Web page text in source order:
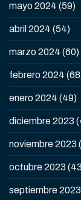
mayo 2024 (59)
abril 2024 (54)
marzo 2024 (60)
febrero 2024
enero 2024 (49)
diciembre 2023
noviembre 2023
octubre 2023
septiembre 2023